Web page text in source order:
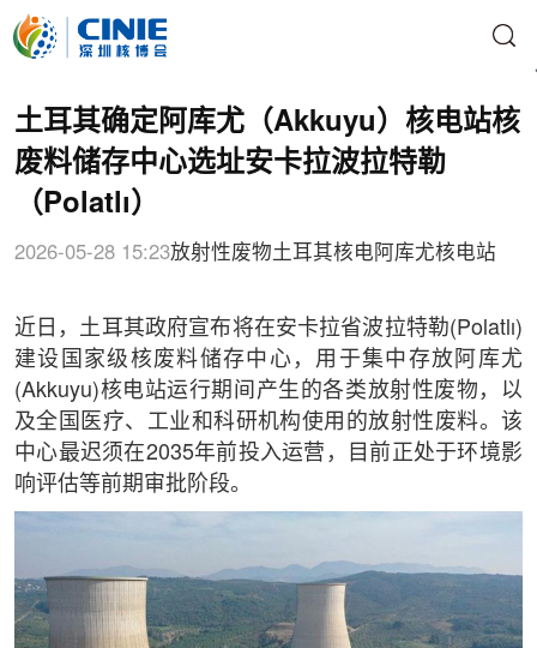
土耳其确定阿库尤（Akkuyu）核电站核
废料储存中心选址安卡拉波拉特勒
（Polatlı）
2026-05-28 15:23放射性废物土耳其核电 阿库尤核电站
近日，土耳其政府宣布将在安卡拉省波拉特勒(Polatlı)
建设国家级核废料储存中心，用于集中存放阿库尤
(Akkuyu)核电站运行期间产生的各类放射性废物，以
及全国医疗、工业和科研机构使用的放射性废料。该
中心最迟须在2035年前投入运营，目前正处于环境影
响评估等前期审批阶段。